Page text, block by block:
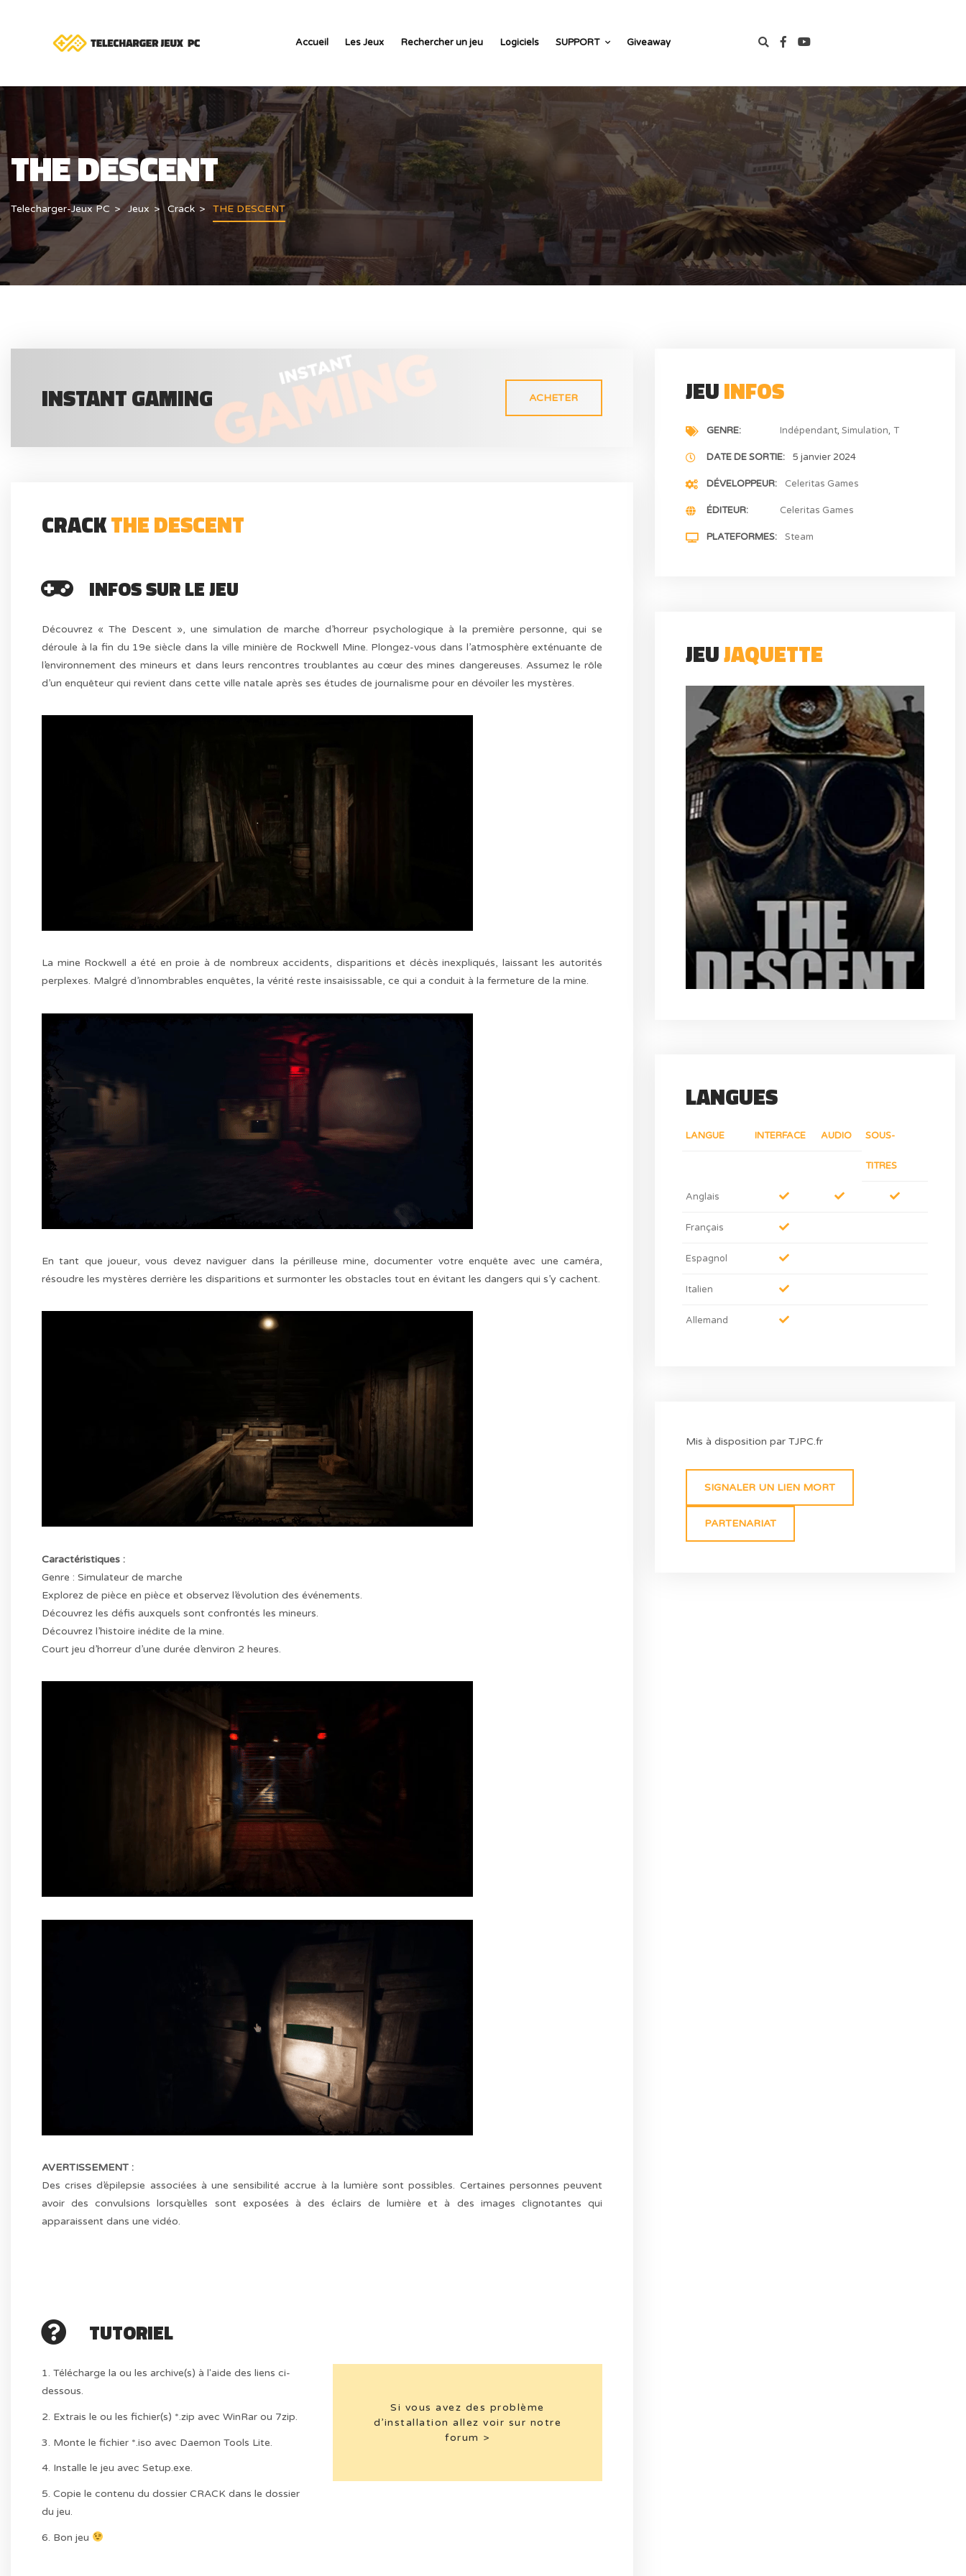
Accueil Les Jeux Rechercher un jeu Logiciels SUPPORT Giveaway
THE DESCENT
Telecharger-Jeux PC Jeux Crack THE DESCENT
INSTANT GAMING ACHETER
CRACKTHE DESCENT
INFOS SUR LE JEU
Découvrez « The Descent », une simulation de marche d’horreur psychologique à la première personne, qui se
déroule à la fin du 19e siècle dans la ville minière de Rockwell Mine. Plongez-vous dans l’atmosphère exténuante de
l’environnement des mineurs et dans leurs rencontres troublantes au cœur des mines dangereuses. Assumez le rôle
d’un enquêteur qui revient dans cette ville natale après ses études de journalisme pour en dévoiler les mystères.
La mine Rockwell a été en proie à de nombreux accidents, disparitions et décès inexpliqués, laissant les autorités
perplexes. Malgré d’innombrables enquêtes, la vérité reste insaisissable, ce qui a conduit à la fermeture de la mine.
En tant que joueur, vous devez naviguer dans la périlleuse mine, documenter votre enquête avec une caméra,
résoudre les mystères derrière les disparitions et surmonter les obstacles tout en évitant les dangers qui s’y cachent.
Caractéristiques :
Genre : Simulateur de marche
Explorez de pièce en pièce et observez l’évolution des événements.
Découvrez les défis auxquels sont confrontés les mineurs.
Découvrez l’histoire inédite de la mine.
Court jeu d’horreur d’une durée d’environ 2 heures.
AVERTISSEMENT :
Des crises d’épilepsie associées à une sensibilité accrue à la lumière sont possibles. Certaines personnes peuvent
avoir des convulsions lorsqu’elles sont exposées à des éclairs de lumière et à des images clignotantes qui
apparaissent dans une vidéo.
TUTORIEL
1. Télécharge la ou les archive(s) à l'aide des liens ci-
dessous.
2. Extrais le ou les fichier(s) *.zip avec WinRar ou 7zip.
3. Monte le fichier *.iso avec Daemon Tools Lite.
4. Installe le jeu avec Setup.exe.
5. Copie le contenu du dossier CRACK dans le dossier
du jeu.
6. Bon jeu
Si vous avez des problème
d’installation allez voir sur notre
forum >
JEUINFOS
GENRE Indépendant Simulation T
DATE DE SORTIE 5 janvier 2024
DÉVELOPPEUR Celeritas Games
ÉDITEUR Celeritas Games
PLATEFORMES Steam
JEUJAQUETTE
LANGUES
LANGUE INTERFACE AUDIO SOUS-
TITRES
Anglais
Français
Espagnol
Italien
Allemand
Mis à disposition par TJPC.fr
SIGNALER UN LIEN MORT
PARTENARIAT